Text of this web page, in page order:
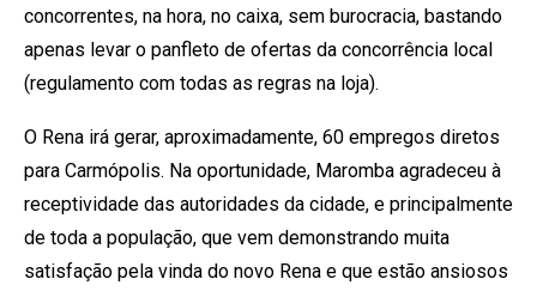
concorrentes, na hora, no caixa, sem burocracia, bastando
apenas levar o panfleto de ofertas da concorrência local
(regulamento com todas as regras na loja).
O Rena irá gerar, aproximadamente, 60 empregos diretos
para Carmópolis. Na oportunidade, Maromba agradeceu à
receptividade das autoridades da cidade, e principalmente
de toda a população, que vem demonstrando muita
satisfação pela vinda do novo Rena e que estão ansiosos